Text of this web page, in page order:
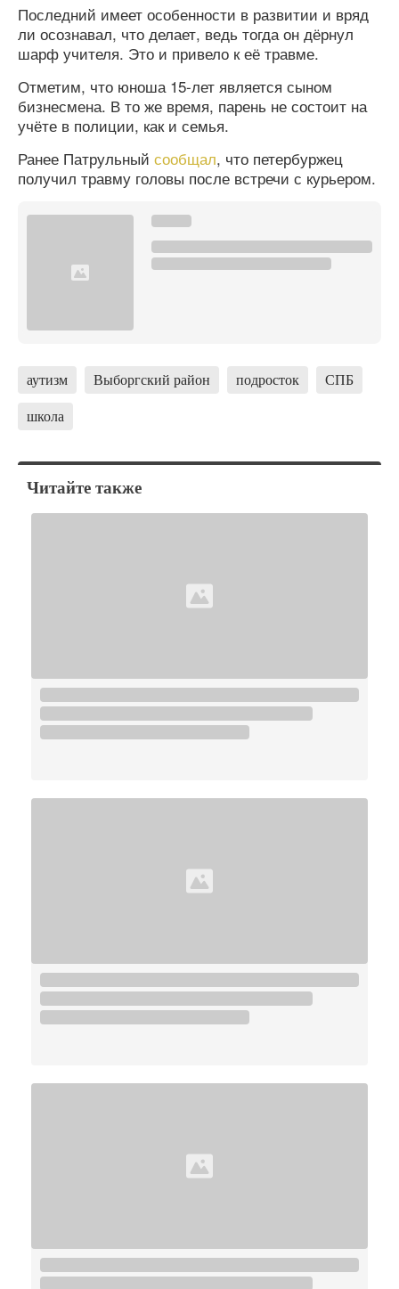
Последний имеет особенности в развитии и вряд
ли осознавал, что делает, ведь тогда он дёрнул
шарф учителя. Это и привело к её травме.
Отметим, что юноша 15-лет является сыном
бизнесмена. В то же время, парень не состоит на
учёте в полиции, как и семья.
Ранее Патрульный сообщал, что петербуржец
получил травму головы после встречи с курьером.
аутизм Выборгский район подросток
СПБ
школа
Читайте также